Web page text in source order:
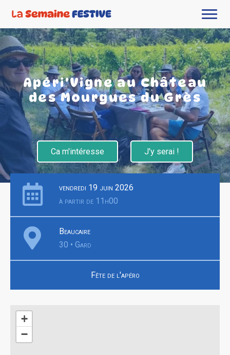
Apéri'Vigne au Château
des Mourgues du Grès
Ca m'intéresse J'y serai !
vendredi 19 juin 2026
à partir de 11h00
Beaucaire
30 • Gard
Fête de l'apéro
+
−